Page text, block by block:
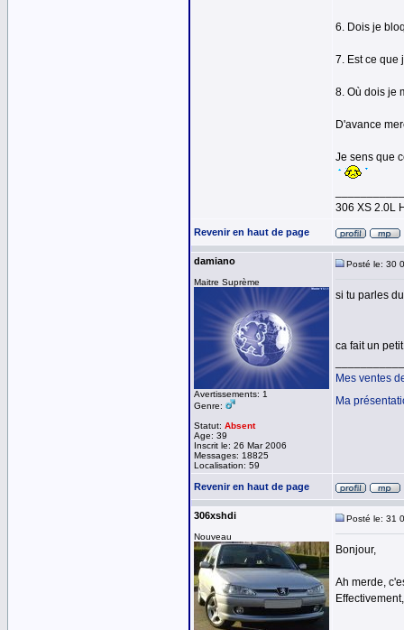
6. Dois je
7. Est ce que
8. Où dois je
D'avance
Je sens que
306 XS 2.0L
Revenir en haut de page
damiano
Maitre Suprème
Avertissements: 1
Genre:
Statut: Absent
Age: 39
Inscrit le: 26 Mar 2006
Messages: 18825
Localisation: 59
Posté le: 30
si tu parles
ca fait un
Mes ventes
Ma
Revenir en haut de page
306xshdi
Nouveau
Posté le: 31
Bonjour,
Ah merde,